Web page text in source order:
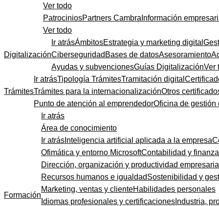
Ver todo
PatrociniosPartners Cambra Información
Ver todo
Digitalización
Ir atrásÁmbitosEstrategia y marketing digital
Ciberseguridad Bases de datosAsesoramiento
Ayudas y subvencionesGuías DigitalizaciónVer
Trámites
Ir atrásTipología TrámitesTramitación digital
Trámites para la internacionalizaciónOtros
Punto de atención al emprendedorOficina de gestión
Formación
Ir atrás
Área de conocimiento
Ir atrás Inteligencia artificial aplicada a la empresa
Ofimática y entorno MicrosoftContabilidad y
Dirección, organización y productividad
Recursos humanos e igualdadSostenibilidad y
Marketing, ventas y clienteHabilidades personales
Idiomas profesionales y certificaciones Industria,